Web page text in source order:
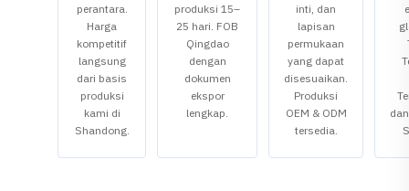
perantara.
Harga
kompetitif
langsung
dari basis
produksi
kami di
Shandong.
produksi 15–
25 hari. FOB
Qingdao
dengan
dokumen
ekspor
lengkap.
inti, dan
lapisan
permukaan
yang dapat
disesuaikan.
Produksi
OEM & ODM
tersedia.